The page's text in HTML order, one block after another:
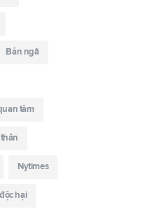
Bản ngã
tâm
Nytimes
hại